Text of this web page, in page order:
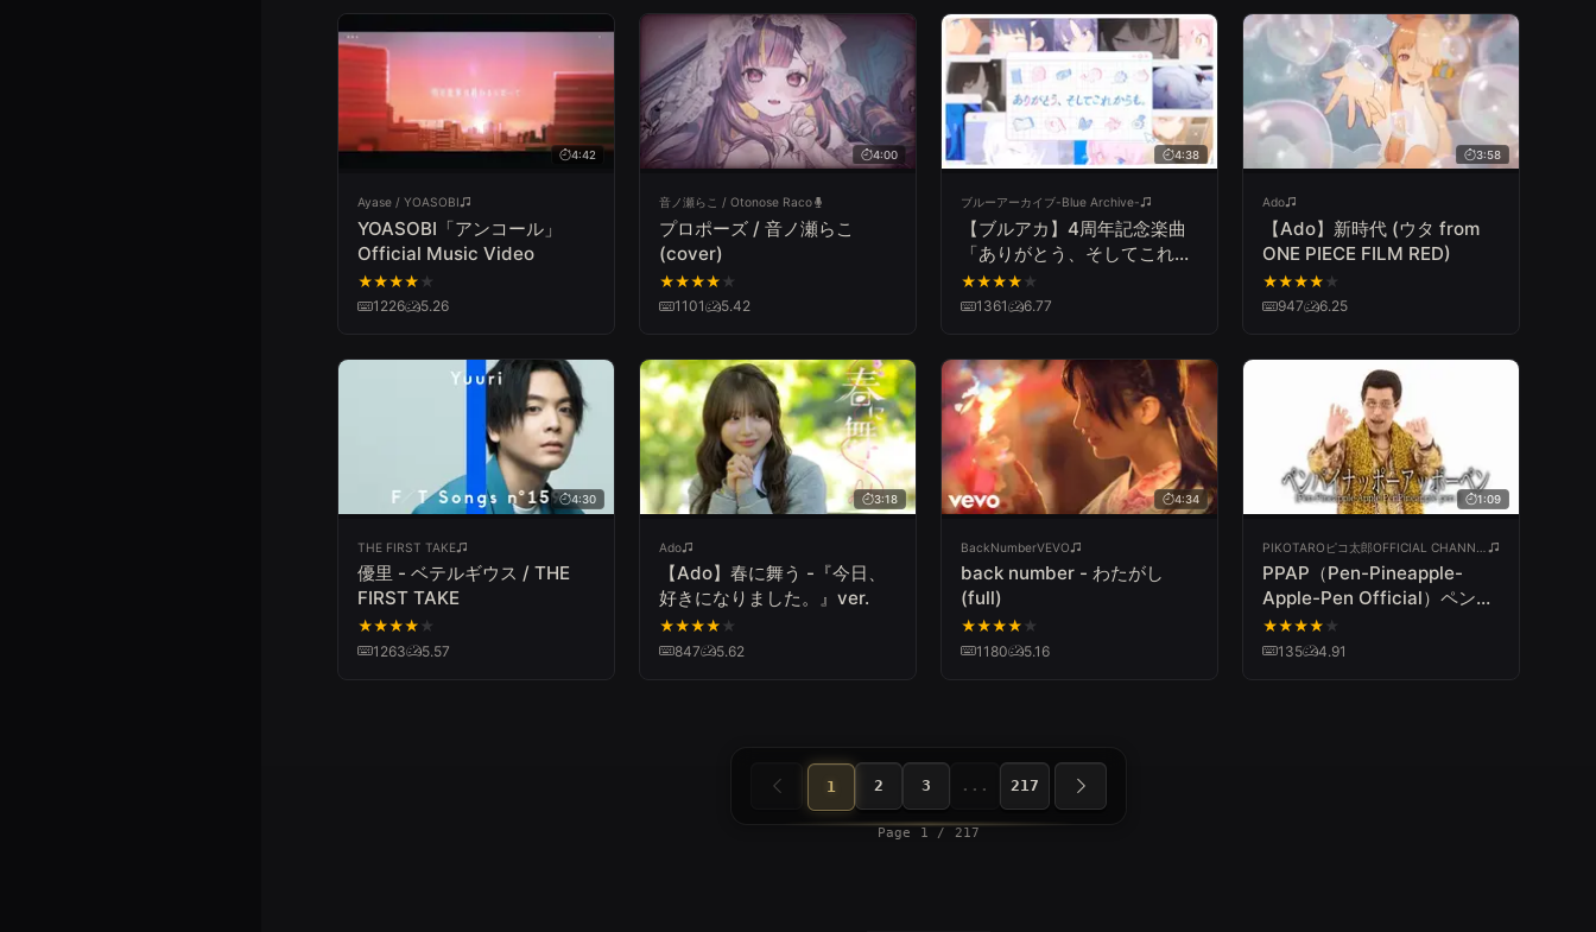
4:42
Ayase / YOASOBI
YOASOBI「アンコール」
Official Music Video
★★★★ ★
1226
5.26
4:00
音ノ瀬らこ / Otonose Raco
プロポーズ / 音ノ瀬らこ
(cover)
★★★★ ★
1101
5.42
4:38
ブルーアーカイブ-Blue Archive-
【ブルアカ】4周年記念楽曲
「ありがとう、そしてこれか
らも。」MV
★★★★ ★
1361
6.77
3:58
Ado
【Ado】新時代 (ウタ from
ONE PIECE FILM RED)
★★★★ ★
947
6.25
4:30
THE FIRST TAKE
優里 - ベテルギウス / THE
FIRST TAKE
★★★★ ★
1263
5.57
3:18
Ado
【Ado】春に舞う -『今日、
好きになりました。』ver.
★★★★ ★
847
5.62
4:34
BackNumberVEVO
back number - わたがし
(full)
★★★★ ★
1180
5.16
1:09
PPAP（Pen-Pineapple-
Apple-Pen Official）ペンパ
イナッポーアッポーペン／
PIKOTARO(ピコ太郎)
★★★★ ★
135
4.91
1 2 3 ... 217
Page 1 / 217